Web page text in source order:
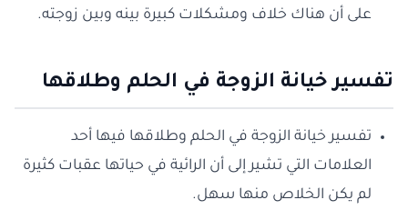
على أن هناك خلاف ومشكلات كبيرة بينه وبين زوجته.
تفسير خيانة الزوجة في الحلم وطلاقها
تفسير خيانة الزوجة في الحلم وطلاقها فيها أحد
العلامات التي تشير إلى أن الرائية في حياتها عقبات كثيرة
لم يكن الخلاص منها سهل.